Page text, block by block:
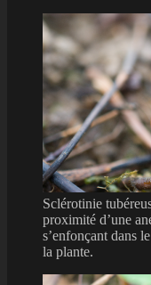
Sclérotinie
proximité d’une
s’enfonçant dans
la plante.